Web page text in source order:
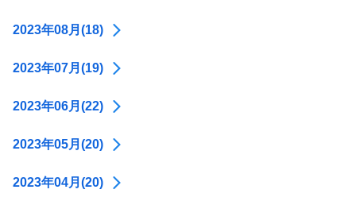
2023年08月(18)
2023年07月(19)
2023年06月(22)
2023年05月(20)
2023年04月(20)